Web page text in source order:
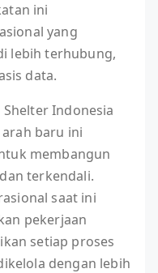
ini
yang
lebih terhubung,
data.
Shelter Indonesia
baru ini
membangun
terkendali.
saat ini
pekerjaan
setiap proses
dengan lebih